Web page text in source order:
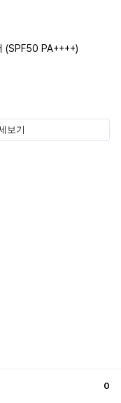
(SPF50 PA++++)
보기
0